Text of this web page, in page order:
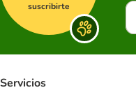
suscribirte
Servicios